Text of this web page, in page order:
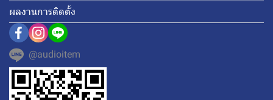
ผลงานการติดตั้ง
@audioitem